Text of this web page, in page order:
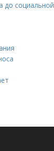
до социальной